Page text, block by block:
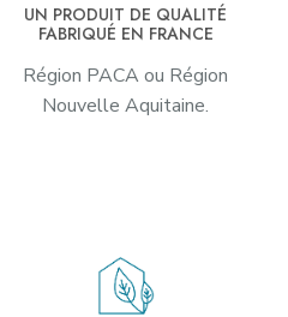
UN PRODUIT DE QUALITÉ
FABRIQUÉ EN FRANCE
Région PACA ou Région
Nouvelle Aquitaine.